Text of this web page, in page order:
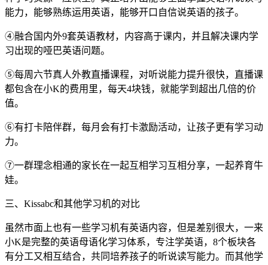
能力，能够熟练运用英语，能够开口自信说英语的孩子。
④融合国内外9套英语教材，内容高于课内，并且解决课内学
习出现的哑巴英语问题。
⑤每周六节真人外教直播课程，对听说能力提升很快，直播课
都包含在小K的费用里，每天4块钱，就能学到超出几倍的价
值。
⑥有打卡陪伴群，每月会有打卡激励活动，让孩子更有学习动
力。
⑦一群理念相通的家长在一起互相学习互相分享，一起养育牛
娃。
三、Kissabc和其他学习机的对比
虽然市面上也有一些学习机有英语内容，但是差别很大，一来
小K是完整的英语母语化学习体系，专注学英语，8个板块各
有分工又相互结合，共同培养孩子的听说读写能力。而其他学